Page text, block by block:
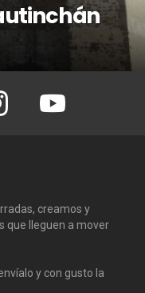
Instagram Youtube
creamos y
que lleguen a mover
y con gusto la